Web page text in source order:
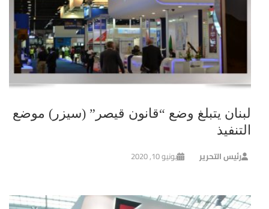
لبنان يتبلغ وضع “قانون قيصر” (سيزر) موضع
التنفيذ
رئيس التحرير يونيو 10, 2020